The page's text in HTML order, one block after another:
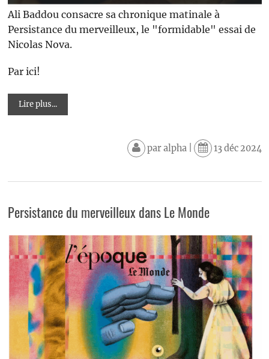
Ali Baddou consacre sa chronique matinale à
Persistance du merveilleux, le "formidable" essai de
Nicolas Nova.
Par ici!
Lire plus...
paralpha| 13 déc 2024
Persistance du merveilleux dans Le Monde